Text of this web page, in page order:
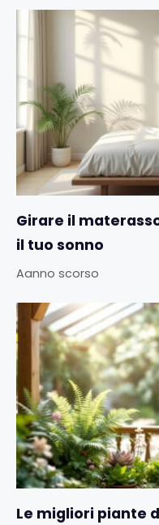
Girare il
il tuo sonno
Aanno scorso
Le migliori piante